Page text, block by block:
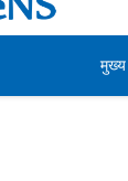
मुख्य